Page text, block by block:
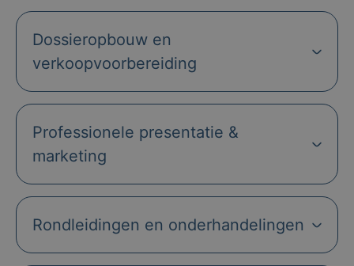
Dossieropbouw en
verkoopvoorbereiding
Professionele presentatie &
marketing
Rondleidingen en onderhandelingen